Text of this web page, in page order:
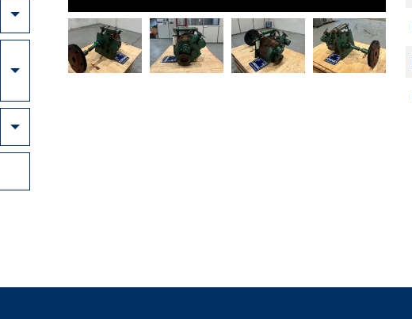
Toggle Dropdown
Toggle Dropdown
Toggle Dropdown